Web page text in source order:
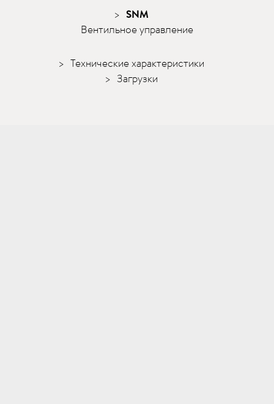
SNM
Вентильное управление
Технические характеристики
Загрузки